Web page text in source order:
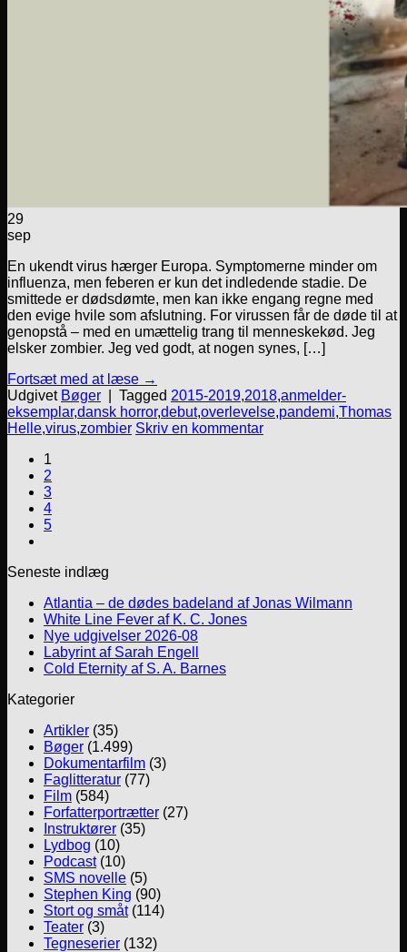
29
sep
En ukendt virus hærger Europa. Symptomerne minder om
influenza, men feberen er kun det indledende stadie. De
smittede er dødsdømte, men kan ikke engang regne med
den evige hvile som afslutning. For virussen får de døde til at
genopstå – med en umættelig trang til menneskekød. Jeg
elsker zombier. Jeg ved godt, at nogen synes, […]
Fortsæt med at læse →
Udgivet Bøger Tagged 2015-2019,2018,anmelder-
eksemplar,dansk horror,debut,overlevelse,pandemi,Thomas
Helle,virus,zombier Skriv en kommentar
1
2
3
4
5
Seneste indlæg
Atlantia – de dødes badeland af Jonas Wilmann
White Line Fever af K. C. Jones
Nye udgivelser 2026-08
Labyrint af Sarah Engell
Cold Eternity af S. A. Barnes
Kategorier
Artikler (35)
Bøger (1.499)
Dokumentarfilm (3)
Faglitteratur (77)
Film (584)
Forfatterportrætter (27)
Instruktører (35)
Lydbog (10)
Podcast(10)
SMS novelle (5)
Stephen King (90)
Stort og småt(114)
Teater (3)
Tegneserier (132)